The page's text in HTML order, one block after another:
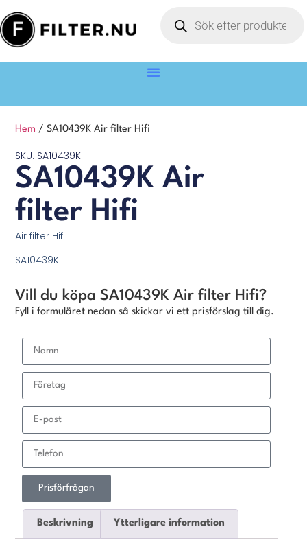
Hem / SA10439K Air filter Hifi
SKU: SA10439K
SA10439K Air
filter Hifi
Air filter Hifi
SA10439K
Vill du köpa SA10439K Air filter Hifi?
Fyll i formuläret nedan så skickar vi ett prisförslag till dig.
Prisförfrågan
Beskrivning Ytterligare information